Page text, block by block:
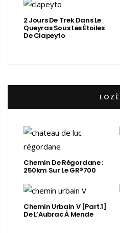
2 Jours De Trek Dans Le
Queyras Sous Les Étoiles
De Clapeyto
Chemin De Régordane :
250km Sur Le GR®700
Chemin Urbain V [Part.1]
De L’Aubrac À Mende